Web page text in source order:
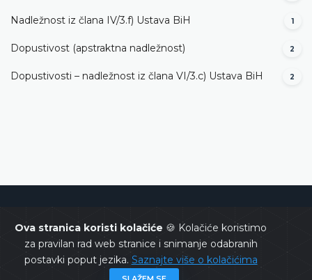
Ova stranica koristi kolačiće 🍪 Kolačiće koristimo
za pravilan rad web stranice i snimanje odabranih
postavki poput jezika. Saznajte više o kolačićima
Nadležnost iz člana IV/3.f) Ustava BiH 1
Dopustivost (apstraktna nadležnost) 2
Dopustivosti – nadležnost iz člana VI/3.c) Ustava BiH 2